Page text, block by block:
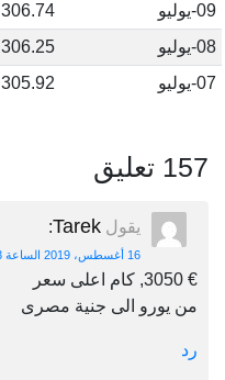
09-يوليو
306.74 يورو
08-يوليو
306.25 يورو
07-يوليو
305.92 يورو
157 تعليق
يقول Tarek
:
16 أغسطس، 2019 الساعة 2:53 ص
€ 3050, كام اعلى سعر
من يورو الى جنية مصرى
رد